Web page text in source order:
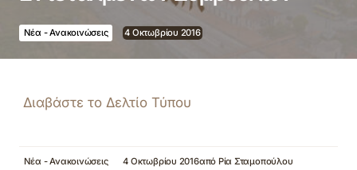
Νέα - Ανακοινώσεις 4 Οκτωβρίου 2016
Διαβάστε το Δελτίο Τύπου
Νέα - Ανακοινώσεις 4 Οκτωβρίου 2016από Ρία Σταμοπούλου